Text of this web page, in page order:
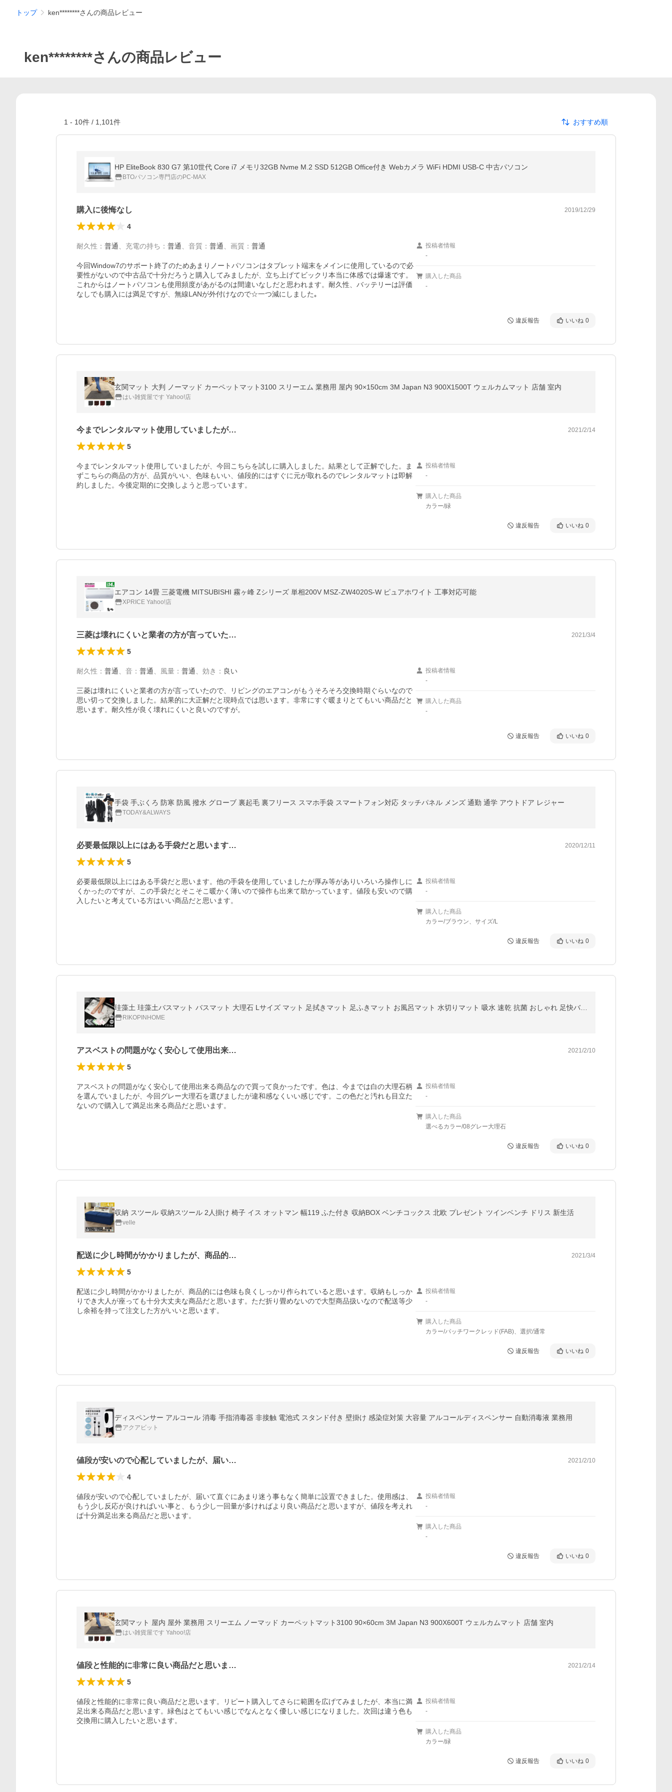
トップ ken********さんの商品レビュー
ken********さんの商品レビュー
1 - 10件 / 1,101件 おすすめ順
HP EliteBook 830 G7 第10世代 Core i7 メモリ32GB Nvme M.2 SSD 512GB Office付き Webカメラ WiFi HDMI USB-C 中古パソコン
BTOパソコン専門店のPC-MAX
購入に後悔なし 2019/12/29
4
耐久性 ： 普通 充電の持ち ： 普通 音質 ： 普通 画質 ： 普通
今回Window7のサポート終了のためあまりノートパソコンはタブレット端末をメインに使用しているので必
要性がないので中古品で十分だろうと購入してみましたが、立ち上げてビックリ本当に体感では爆速です。
これからはノートパソコンも使用頻度があがるのは間違いなしだと思われます。耐久性、バッテリーは評価
なしでも購入には満足ですが、無線LANが外付けなので☆一つ減にしました｡
投稿者情報
-
購入した商品
-
違反報告 いいね 0
玄関マット 大判 ノーマッド カーペットマット3100 スリーエム 業務用 屋内 90×150cm 3M Japan N3 900X1500T ウェルカムマット 店舗 室内
はい雑貨屋です Yahoo!店
今までレンタルマット使用していましたが… 2021/2/14
5
今までレンタルマット使用していましたが、今回こちらを試しに購入しました。結果として正解でした。ま
ずこちらの商品の方が、品質がいい、色味もいい、値段的にはすぐに元が取れるのでレンタルマットは即解
約しました。今後定期的に交換しようと思っています。
投稿者情報
-
購入した商品
カラー/緑
違反報告 いいね 0
エアコン 14畳 三菱電機 MITSUBISHI 霧ヶ峰 Zシリーズ 単相200V MSZ-ZW4020S-W ピュアホワイト 工事対応可能
XPRICE Yahoo!店
三菱は壊れにくいと業者の方が言っていた… 2021/3/4
5
耐久性 ： 普通 音 ： 普通 風量 ： 普通 効き ： 良い
三菱は壊れにくいと業者の方が言っていたので、リビングのエアコンがもうそろそろ交換時期ぐらいなので
思い切って交換しました。結果的に大正解だと現時点では思います。非常にすぐ暖まりとてもいい商品だと
思います。耐久性が良く壊れにくいと良いのですが。
投稿者情報
-
購入した商品
-
違反報告 いいね 0
手袋 手ぶくろ 防寒 防風 撥水 グローブ 裏起毛 裏フリース スマホ手袋 スマートフォン対応 タッチパネル メンズ 通勤 通学 アウトドア レジャー
TODAY&ALWAYS
必要最低限以上にはある手袋だと思います… 2020/12/11
5
必要最低限以上にはある手袋だと思います。他の手袋を使用していましたが厚み等がありいろいろ操作しに
くかったのですが、この手袋だとそこそこ暖かく薄いので操作も出来て助かっています。値段も安いので購
入したいと考えている方はいい商品だと思います。
投稿者情報
-
購入した商品
カラー/ブラウン、サイズ/L
違反報告 いいね 0
珪藻土 珪藻土バスマット バスマット 大理石 Lサイズ マット 足拭きマット 足ふきマット お風呂マット 水切りマット 吸水 速乾 抗菌 おしゃれ 足快バスマット
RIKOPINHOME
アスベストの問題がなく安心して使用出来… 2021/2/10
5
アスベストの問題がなく安心して使用出来る商品なので買って良かったです。色は、今までは白の大理石柄
を選んでいましたが、今回グレー大理石を選びましたが違和感なくいい感じです。この色だと汚れも目立た
ないので購入して満足出来る商品だと思います。
投稿者情報
-
購入した商品
選べるカラー/08グレー大理石
違反報告 いいね 0
収納 スツール 収納スツール 2人掛け 椅子 イス オットマン 幅119 ふた付き 収納BOX ベンチコックス 北欧 プレゼント ツインベンチ ドリス 新生活
velle
配送に少し時間がかかりましたが、商品的… 2021/3/4
5
配送に少し時間がかかりましたが、商品的には色味も良くしっかり作られていると思います。収納もしっか
りでき大人が座っても十分大丈夫な商品だと思います。ただ折り畳めないので大型商品扱いなので配送等少
し余裕を持って注文した方がいいと思います。
投稿者情報
-
購入した商品
カラー/パッチワークレッド(FAB)、選択/通常
違反報告 いいね 0
ディスペンサー アルコール 消毒 手指消毒器 非接触 電池式 スタンド付き 壁掛け 感染症対策 大容量 アルコールディスペンサー 自動消毒液 業務用
アクアビット
値段が安いので心配していましたが、届い… 2021/2/10
4
値段が安いので心配していましたが、届いて直ぐにあまり迷う事もなく簡単に設置できました。使用感は、
もう少し反応が良ければいい事と、もう少し一回量が多ければより良い商品だと思いますが、値段を考えれ
ば十分満足出来る商品だと思います。
投稿者情報
-
購入した商品
-
違反報告 いいね 0
玄関マット 屋内 屋外 業務用 スリーエム ノーマッド カーペットマット3100 90×60cm 3M Japan N3 900X600T ウェルカムマット 店舗 室内
はい雑貨屋です Yahoo!店
値段と性能的に非常に良い商品だと思いま… 2021/2/14
5
値段と性能的に非常に良い商品だと思います。リピート購入してさらに範囲を広げてみましたが、本当に満
足出来る商品だと思います。緑色はとてもいい感じでなんとなく優しい感じになりました。次回は違う色も
交換用に購入したいと思います。
投稿者情報
-
購入した商品
カラー/緑
違反報告 いいね 0